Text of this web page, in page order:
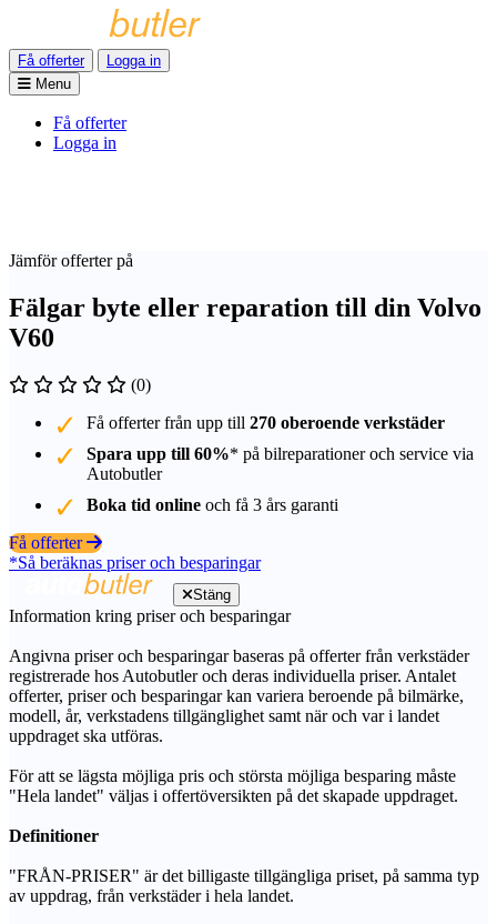
Få offerter
Logga in
Menu
Få offerter
Logga in
Jämför offerter på
Fälgar byte eller reparation till din Volvo
V60
(0)
Få offerter från upp till 270 oberoende verkstäder
Spara upp till 60%* på bilreparationer och service via
Autobutler
Boka tid online och få 3 års garanti
Få offerter
*Så beräknas priser och besparingar
Stäng
Information kring priser och besparingar
Angivna priser och besparingar baseras på offerter från verkstäder
registrerade hos Autobutler och deras individuella priser. Antalet
offerter, priser och besparingar kan variera beroende på bilmärke,
modell, år, verkstadens tillgänglighet samt när och var i landet
uppdraget ska utföras.
För att se lägsta möjliga pris och största möjliga besparing måste
"Hela landet" väljas i offertöversikten på det skapade uppdraget.
Definitioner
"FRÅN-PRISER" är det billigaste tillgängliga priset, på samma typ
av uppdrag, från verkstäder i hela landet.